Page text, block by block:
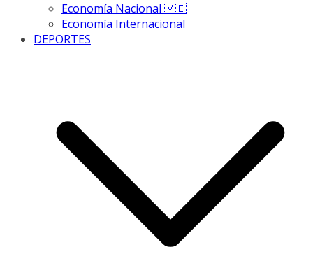
Economía Nacional 🇻🇪
Economía Internacional
DEPORTES